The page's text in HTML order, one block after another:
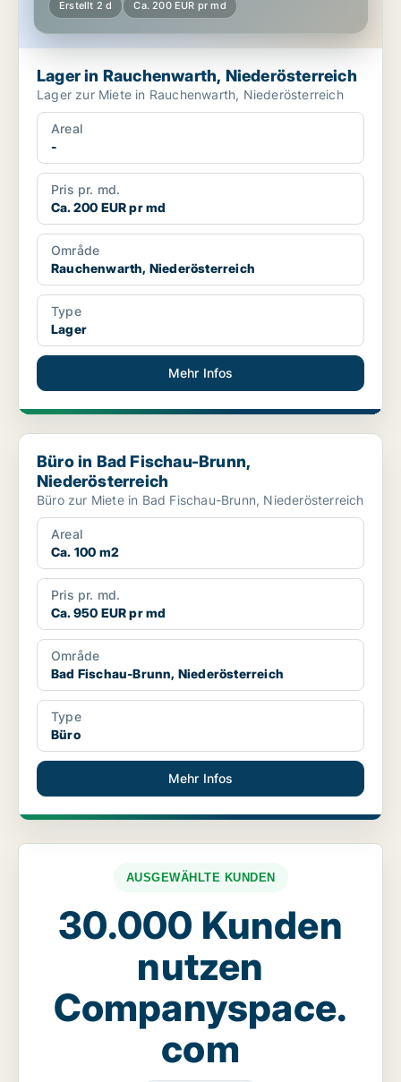
Erstellt 2 d Ca. 200 EUR pr md
Lager in Rauchenwarth, Niederösterreich
Lager zur Miete in Rauchenwarth, Niederösterreich
Areal
-
Pris pr. md.
Ca. 200 EUR pr md
Område
Rauchenwarth, Niederösterreich
Type
Lager
Mehr Infos
Büro in Bad Fischau-Brunn, Niederösterreich
Büro in Bad Fischau-Brunn,
Niederösterreich
Büro zur Miete in Bad Fischau-Brunn, Niederösterreich
Areal
Ca. 100 m2
Pris pr. md.
Ca. 950 EUR pr md
Område
Bad Fischau-Brunn, Niederösterreich
Type
Büro
Mehr Infos
AUSGEWÄHLTE KUNDEN
30.000 Kunden
nutzen
Companyspace.
com